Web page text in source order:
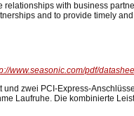
with business
and to provide timely
www.seasonic.com/pdf/
zwei PCI-Express-
Laufruhe. Die kombinierte